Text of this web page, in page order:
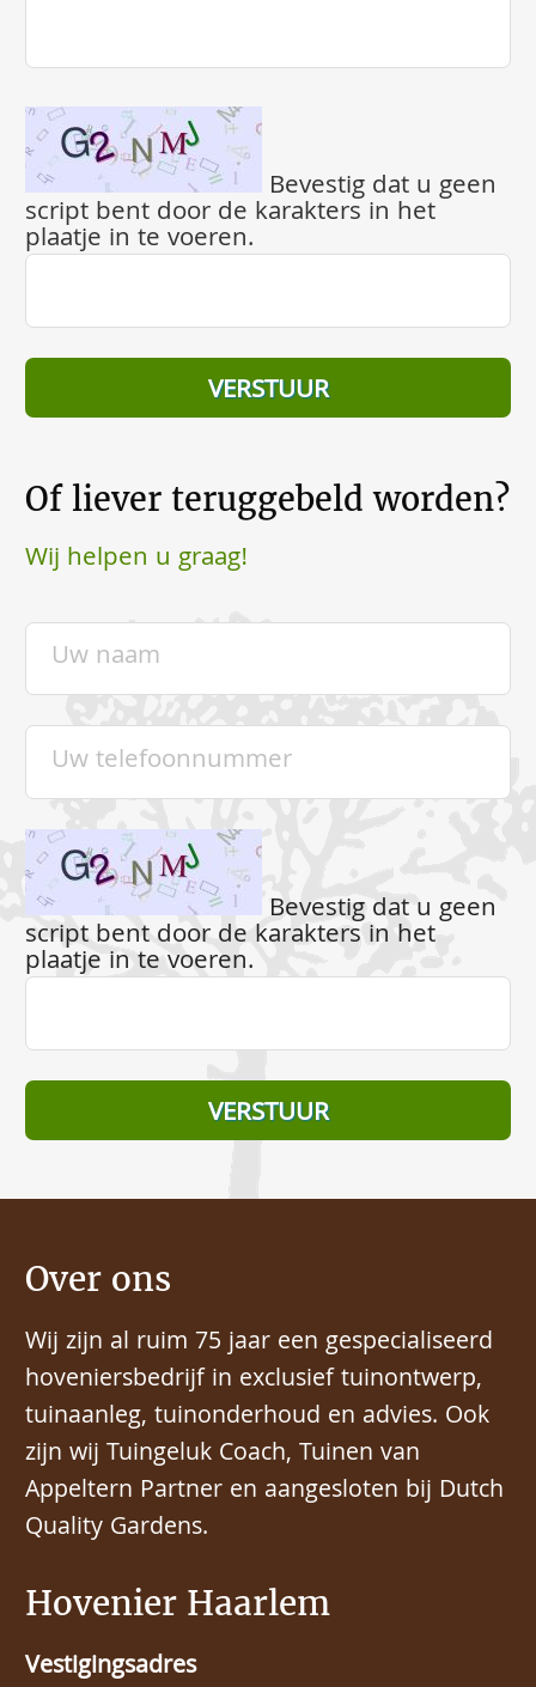
Bevestig dat u geen
script bent door de karakters in het
plaatje in te voeren.
Of liever teruggebeld worden?
Wij helpen u graag!
Bevestig dat u geen
script bent door de karakters in het
plaatje in te voeren.
Hovenier Haarlem
Vestigingsadres
Over ons
Wij zijn al ruim 75 jaar een gespecialiseerd
hoveniersbedrijf in exclusief tuinontwerp,
tuinaanleg, tuinonderhoud en advies. Ook
zijn wij Tuingeluk Coach, Tuinen van
Appeltern Partner en aangesloten bij Dutch
Quality Gardens.